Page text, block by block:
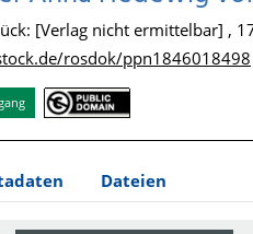
[Verlag nicht ermittelbar] ,
rosdok/ppn1846018498
Dateien